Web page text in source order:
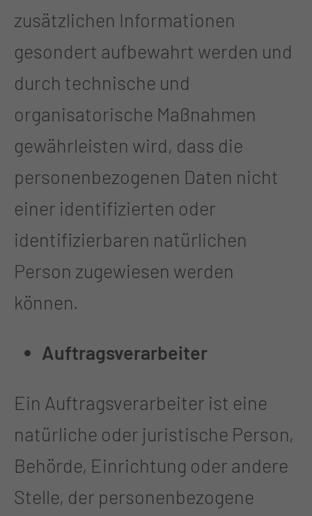
zusätzlichen Informationen
gesondert aufbewahrt werden und
durch technische und
organisatorische Maßnahmen
gewährleisten wird, dass die
personenbezogenen Daten nicht
einer identifizierten oder
identifizierbaren natürlichen
Person zugewiesen werden
können.
Auftragsverarbeiter
Ein Auftragsverarbeiter ist eine
natürliche oder juristische Person,
Behörde, Einrichtung oder andere
Stelle, der personenbezogene